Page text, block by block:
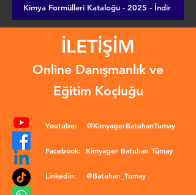
Kimya Formülleri Kataloğu - 2025 - İndir
İLETİŞİM
Online Danışmanlık ve
Eğitim Koçluğu
Youtube: @KimyagerBatuhanTumay
Facebook: Kimyager Batuhan Tümay
Linkedin: @Batuhan_Tumay